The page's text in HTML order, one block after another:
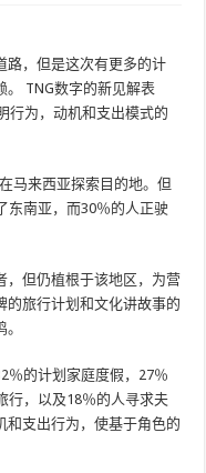
路，但是这次有更多的计
。 TNG数字的新见解表
行为，动机和支出模式的
马来西亚探索目的地。但
东南亚，而30％的人正驶
，但仍植根于该地区，为营
的旅行计划和文化讲故事的
％的计划家庭度假，27％
行，以及18％的人寻求夫
和支出行为，使基于角色的